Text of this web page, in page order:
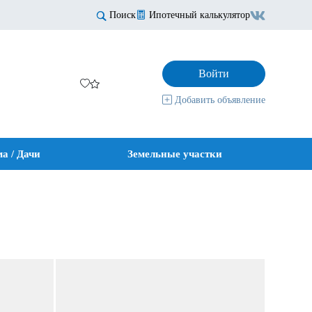
Поиск Ипотечный калькулятор
Войти
Добавить объявление
/ Дачи Земельные участки